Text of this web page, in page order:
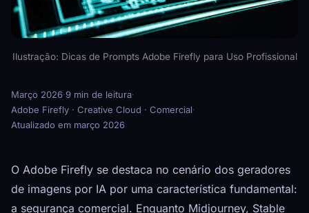
Ilustração: Dicas de Prompts Adobe Firefly para Uso Profissional
Março 2026·9 min de leitura·
Adobe Firefly · Creative Cloud · Comercial·
Atualizado em março 2026
O Adobe Firefly se destaca no cenário dos geradores
de imagens por IA por uma característica fundamental:
a segurança comercial. Enquanto Midjourney, Stable